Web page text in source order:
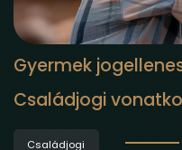
Gyermek
Családjogi
Családjogi